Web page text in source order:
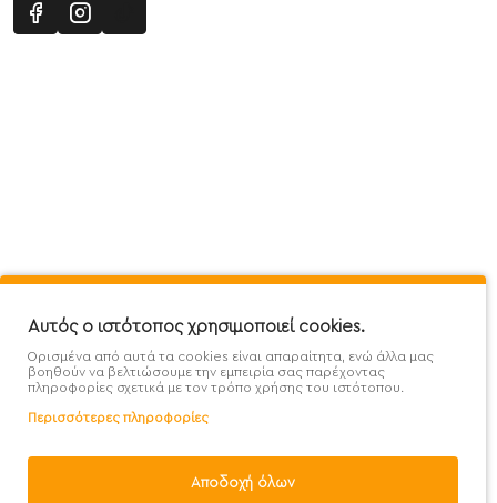
Προσφορές - Clearence GDPR
Χονδρική
Αυτός ο ιστότοπος χρησιμοποιεί cookies.
Ορισμένα από αυτά τα cookies είναι απαραίτητα, ενώ άλλα μας
βοηθούν να βελτιώσουμε την εμπειρία σας παρέχοντας
πληροφορίες σχετικά με τον τρόπο χρήσης του ιστότοπου.
Περισσότερες πληροφορίες
Αποδοχή όλων